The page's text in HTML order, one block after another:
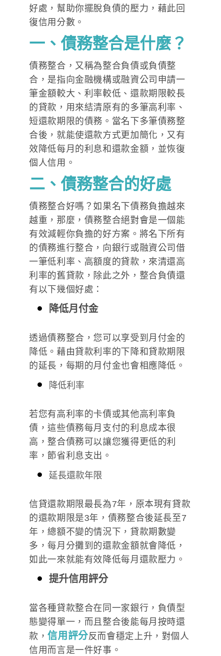
好處，幫助你擺脫負債的壓力，藉此回
復信用分數。
一、債務整合是什麼？
債務整合，又稱為整合負債或負債整
合，是指向金融機構或融資公司申請一
筆金額較大、利率較低、還款期限較長
的貸款，用來結清原有的多筆高利率、
短還款期限的債務。當名下多筆債務整
合後，就能使還款方式更加簡化，又有
效降低每月的利息和還款金額，並恢復
個人信用。
二、債務整合的好處
債務整合好嗎？如果名下債務負擔越來
越重，那麼，債務整合絕對會是一個能
有效減輕你負擔的好方案。將名下所有
的債務進行整合，向銀行或融資公司借
一筆低利率、高額度的貸款，來清還高
利率的舊貸款，除此之外，整合負債還
有以下幾個好處：
降低月付金
透過債務整合，您可以享受到月付金的
降低。藉由貸款利率的下降和貸款期限
的延長，每期的月付金也會相應降低。
降低利率
若您有高利率的卡債或其他高利率負
債，這些債務每月支付的利息成本很
高，整合債務可以讓您獲得更低的利
率，節省利息支出。
延長還款年限
信貸還款期限最長為7年，原本現有貸款
的還款期限是3年，債務整合後延長至7
年，總額不變的情況下，貸款期數變
多，每月分攤到的還款金額就會降低，
如此一來就能有效降低每月還款壓力。
提升信用評分
當各種貸款整合在同一家銀行，負債型
態變得單一，而且整合後能每月按時還
款，信用評分反而會穩定上升，對個人
信用而言是一件好事。